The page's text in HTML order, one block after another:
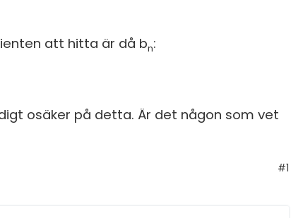
att hitta är då bn:
osäker på detta. Är det någon som vet
#1